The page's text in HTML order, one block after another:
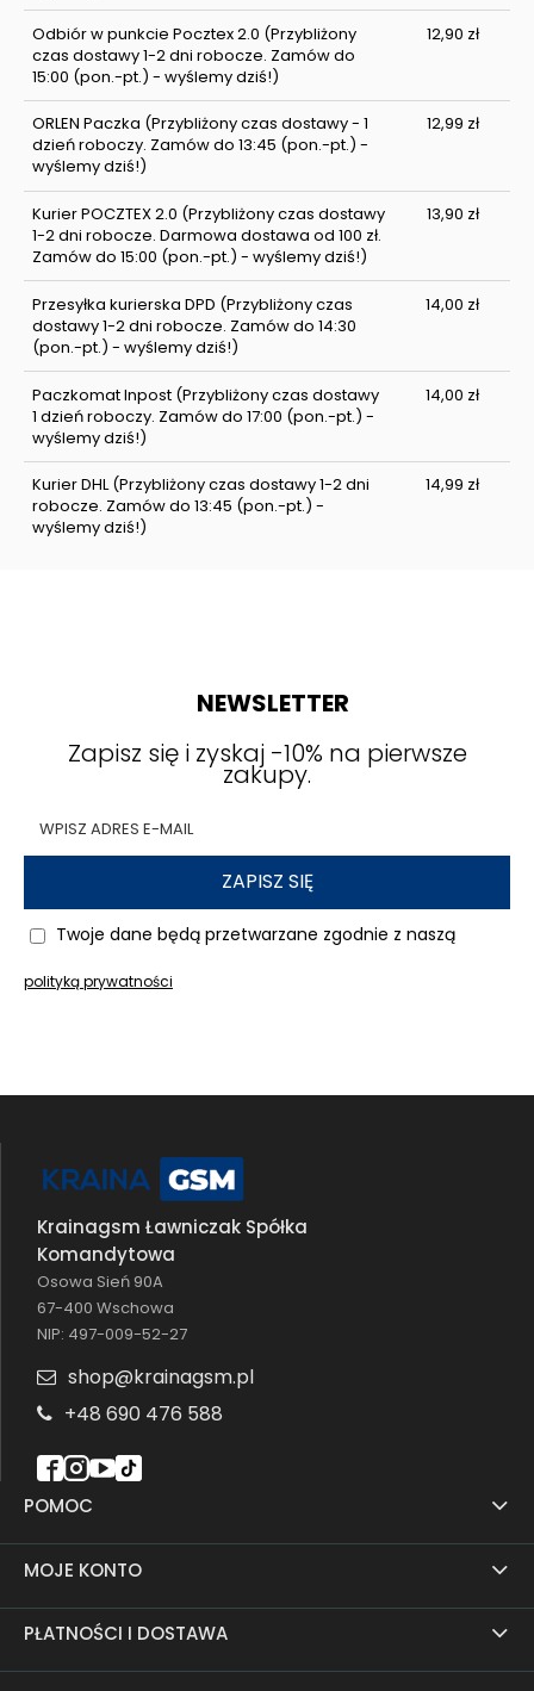
Odbiór w punkcie Pocztex 2.0 (Przybliżony
czas dostawy 1-2 dni robocze. Zamów do
15:00 (pon.-pt.) - wyślemy dziś!)
12,90 zł
ORLEN Paczka (Przybliżony czas dostawy - 1
dzień roboczy. Zamów do 13:45 (pon.-pt.) -
wyślemy dziś!)
12,99 zł
Kurier POCZTEX 2.0 (Przybliżony czas dostawy
1-2 dni robocze. Darmowa dostawa od 100 zł.
Zamów do 15:00 (pon.-pt.) - wyślemy dziś!)
13,90 zł
Przesyłka kurierska DPD (Przybliżony czas
dostawy 1-2 dni robocze. Zamów do 14:30
(pon.-pt.) - wyślemy dziś!)
14,00 zł
Paczkomat Inpost(Przybliżony czas dostawy
1 dzień roboczy. Zamów do 17:00 (pon.-pt.) -
wyślemy dziś!)
14,00 zł
Kurier DHL(Przybliżony czas dostawy 1-2 dni
robocze. Zamów do 13:45 (pon.-pt.) -
wyślemy dziś!)
14,99 zł
NEWSLETTER
Zapisz się i zyskaj -10% na pierwsze
zakupy.
ZAPISZ SIĘ
Twoje dane będą przetwarzane zgodnie z naszą
polityką prywatności
POMOC
MOJE KONTO
PŁATNOŚCI I DOSTAWA
Krainagsm Ławniczak Spółka
Komandytowa
Osowa Sień 90A
67-400 Wschowa
NIP: 497-009-52-27
shop@krainagsm.pl
+48 690 476 588